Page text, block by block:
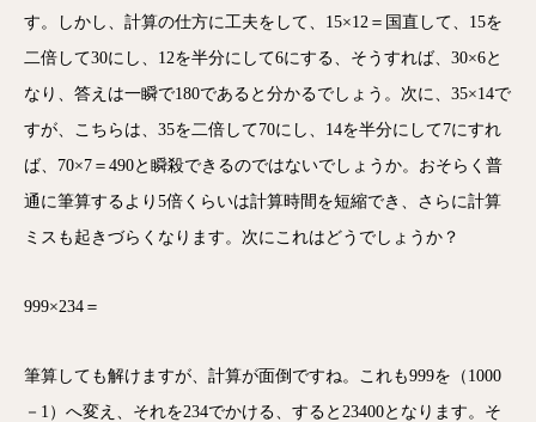
す。しかし、計算の仕方に工夫をして、15×12＝国直して、15を
二倍して30にし、12を半分にして6にする、そうすれば、30×6と
なり、答えは一瞬で180であると分かるでしょう。次に、35×14で
すが、こちらは、35を二倍して70にし、14を半分にして7にすれ
ば、70×7＝490と瞬殺できるのではないでしょうか。おそらく普
通に筆算するより5倍くらいは計算時間を短縮でき、さらに計算
ミスも起きづらくなります。次にこれはどうでしょうか？
999×234＝
筆算しても解けますが、計算が面倒ですね。これも999を（1000
－1）へ変え、それを234でかける、すると23400となります。そ